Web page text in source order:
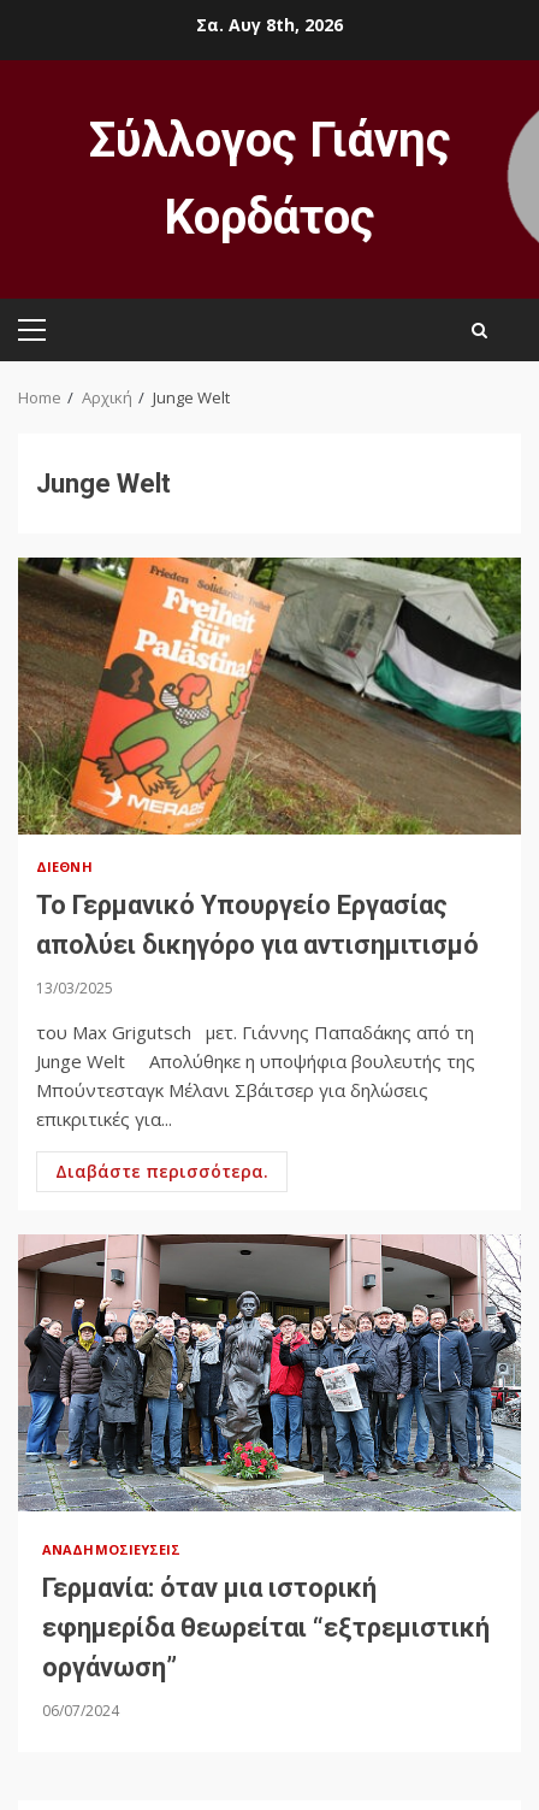
Σα. Αυγ 8th, 2026
Σύλλογος Γιάνης
Κορδάτος
Primary
Home Αρχική Junge Welt
Junge Welt
ΔΙΕΘΝΉ
Το Γερμανικό Υπουργείο Εργασίας
απολύει δικηγόρο για αντισημιτισμό
13/03/2025
του Max Grigutsch μετ. Γιάννης Παπαδάκης από τη
Junge Welt Απολύθηκε η υποψήφια βουλευτής της
Μπούντεσταγκ Μέλανι Σβάιτσερ για δηλώσεις
επικριτικές για...
Διαβάστε περισσότερα.
ΑΝΑΔΗΜΟΣΙΕΎΣΕΙΣ
Γερμανία: όταν μια ιστορική
εφημερίδα θεωρείται “εξτρεμιστική
οργάνωση”
06/07/2024